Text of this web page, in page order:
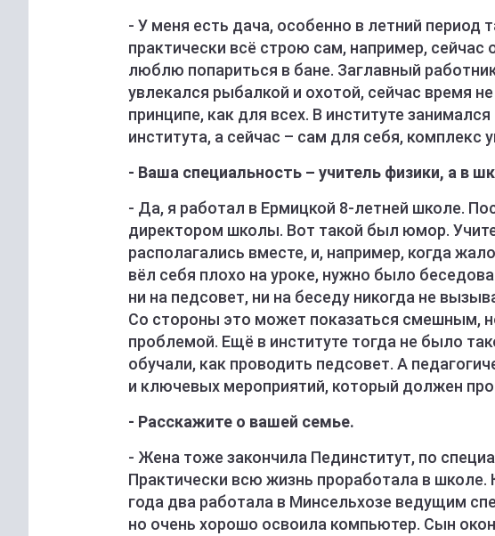
- У меня есть дача, особенно в летний период
практически всё строю сам, например,
люблю попариться в бане. Заглавный
увлекался рыбалкой и охотой, сейчас время
принципе, как для всех. В институте
института, а сейчас – сам для себя, комплекс
- Ваша специальность – учитель физики, а в
- Да, я работал в Ермицкой 8-летней школе.
директором школы. Вот такой был юмор.
располагались вместе, и, например, когда
вёл себя плохо на уроке, нужно было
ни на педсовет, ни на беседу никогда не
Со стороны это может показаться смешным,
проблемой. Ещё в институте тогда не было
обучали, как проводить педсовет. А
и ключевых мероприятий, который должен
- Расскажите о вашей семье.
- Жена тоже закончила Пединститут, по
Практически всю жизнь проработала в школе.
года два работала в Минсельхозе ведущим
но очень хорошо освоила компьютер. Сын